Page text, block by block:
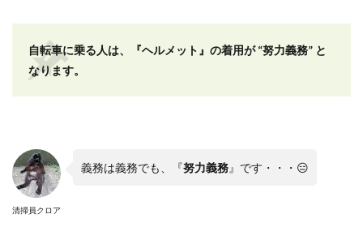
自転車に乗る人は、『ヘルメット』の着用が“努力義務” と
なります。
清掃員クロア
義務は義務でも、『努力義務』です・・・ 😑